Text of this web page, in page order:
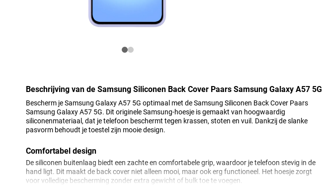
Beschrijving van de Samsung Siliconen Back Cover Paars Samsung Galaxy A57 5G
Bescherm je Samsung Galaxy A57 5G optimaal met de Samsung Siliconen Back Cover Paars
Samsung Galaxy A57 5G. Dit originele Samsung-hoesje is gemaakt van hoogwaardig
siliconenmateriaal, dat je telefoon beschermt tegen krassen, stoten en vuil. Dankzij de slanke
pasvorm behoudt je toestel zijn mooie design.
Comfortabel design
De siliconen buitenlaag biedt een zachte en comfortabele grip, waardoor je telefoon stevig in de
hand ligt. Dit maakt de back cover niet alleen mooi, maar ook erg functioneel. Het hoesje zorgt
voor volledige bescherming zonder extra gewicht of bulk toe te voegen.